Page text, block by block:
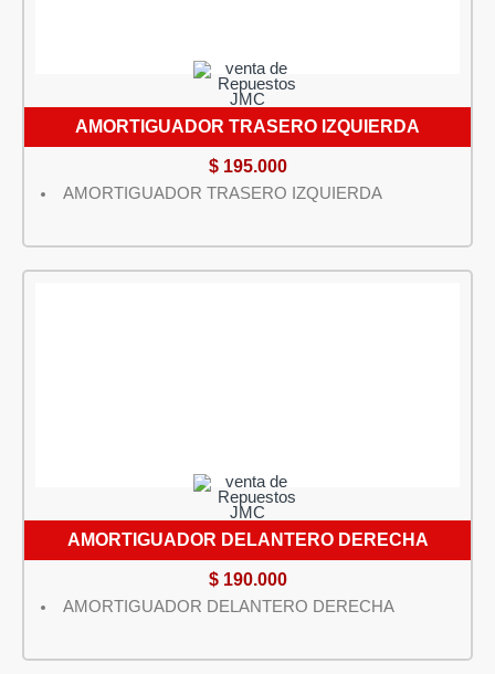
AMORTIGUADOR TRASERO IZQUIERDA
$195.000
AMORTIGUADOR TRASERO IZQUIERDA
AMORTIGUADOR DELANTERO DERECHA
$190.000
AMORTIGUADOR DELANTERO DERECHA